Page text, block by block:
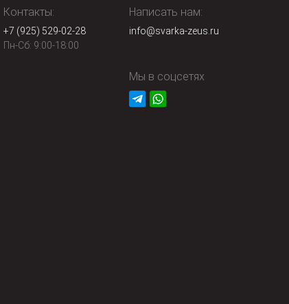
Контакты:
+7 (925) 529-02-28
Пн-Сб: 9:00-18:00
Написать нам:
info@svarka-zeus.ru
Мы в соцсетях